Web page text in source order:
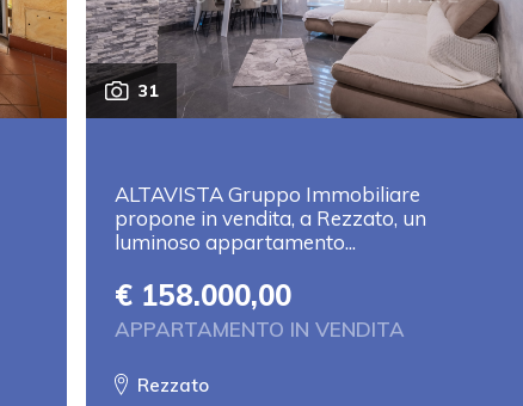
31
ALTAVISTA Gruppo Immobiliare
propone in vendita, a Rezzato, un
luminoso appartamento...
€ 158.000,00
APPARTAMENTO IN VENDITA
Rezzato